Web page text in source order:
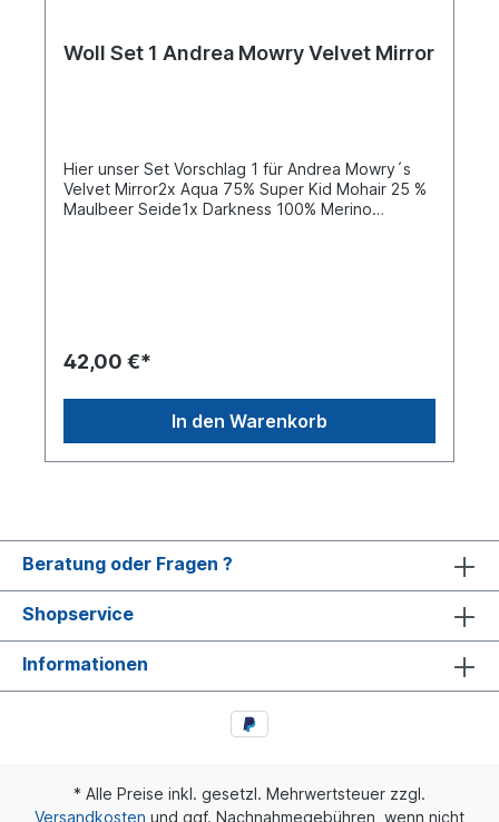
Woll Set 1 Andrea Mowry Velvet Mirror
Hier unser Set Vorschlag 1 für Andrea Mowry´s
Velvet Mirror2x Aqua 75% Super Kid Mohair 25 %
Maulbeer Seide1x Darkness 100% Merino
42,00 €*
In den Warenkorb
Beratung oder Fragen ?
Shopservice
Informationen
* Alle Preise inkl. gesetzl. Mehrwertsteuer zzgl.
Versandkosten und ggf. Nachnahmegebühren, wenn nicht